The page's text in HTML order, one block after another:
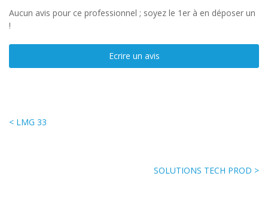
Aucun avis pour ce professionnel ; soyez le 1er à en déposer un
!
Ecrire un avis
< LMG 33
SOLUTIONS TECH PROD >